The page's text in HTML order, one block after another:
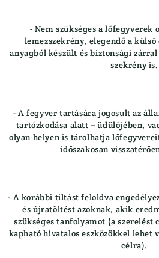
- Nem szükséges a lőfegyverek
lemezszekrény, elegendő a
anyagból készült és biztonsági
szekrény is.
- A fegyver tartására jogosult az
tartózkodása alatt – üdülőjében,
olyan helyen is tárolhatja
időszakosan
- A korábbi tiltást feloldva
és újratöltést azoknak, akik
szükséges tanfolyamot (a szerelést
kapható hivatalos eszközökkel lehet
célra).